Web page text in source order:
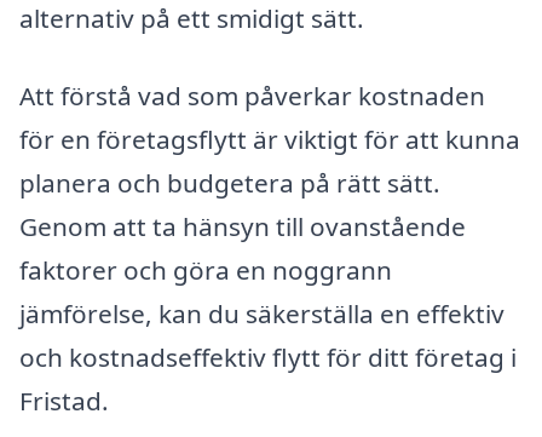
alternativ på ett smidigt sätt.
Att förstå vad som påverkar kostnaden
för en företagsflytt är viktigt för att kunna
planera och budgetera på rätt sätt.
Genom att ta hänsyn till ovanstående
faktorer och göra en noggrann
jämförelse, kan du säkerställa en effektiv
och kostnadseffektiv flytt för ditt företag i
Fristad.